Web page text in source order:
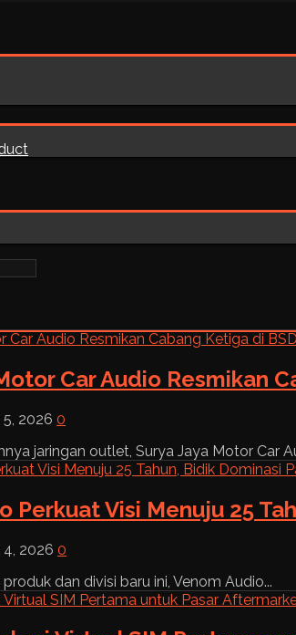
Car Audio Resmikan
2026 0
jaringan outlet, Surya Jaya Motor Car
Perkuat Visi Menuju 25
2026 0
dan divisi baru ini, Venom Audio...